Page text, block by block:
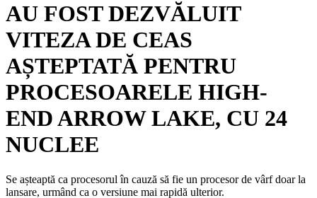
AU FOST DEZVĂLUIT
VITEZA DE CEAS
AȘTEPTATĂ PENTRU
PROCESOARELE HIGH-
END ARROW LAKE, CU 24
NUCLEE
Se așteaptă ca procesorul în cauză să fie un procesor de vârf doar la
lansare, urmând ca o versiune mai rapidă ulterior.